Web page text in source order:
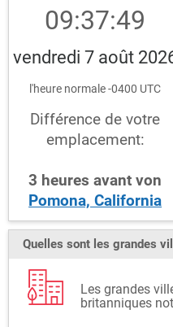
09:37:49
vendredi 7 août
l'heure normale -0400 UTC
Différence de votre
emplacement:
3 heures avant von
Pomona, California
Quelles sont les grandes
Les grandes
britanniques